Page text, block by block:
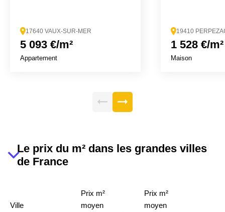
17640 VAUX-SUR-MER
5 093 €/m²
Appartement
19410
1 528 €/m²
Maison
Le prix du m² dans les grandes villes
de France
Ville
Prix m²
moyen
Prix m²
moyen